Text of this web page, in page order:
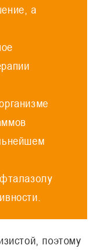
а
поэтому